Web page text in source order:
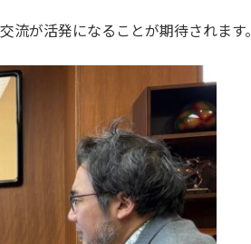
が活発になることが期待されます。